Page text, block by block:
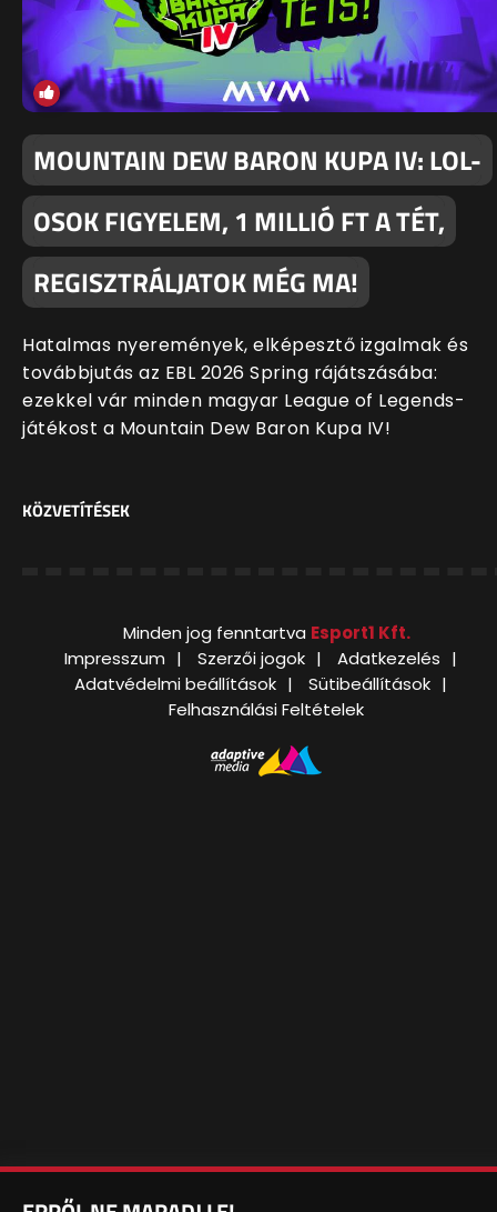
MOUNTAIN DEW BARON KUPA IV: LOL-
OSOK FIGYELEM, 1 MILLIÓ FT A TÉT,
REGISZTRÁLJATOK MÉG MA!
Hatalmas nyeremények, elképesztő izgalmak és
továbbjutás az EBL 2026 Spring rájátszásába:
ezekkel vár minden magyar League of Legends-
játékost a Mountain Dew Baron Kupa IV!
KÖZVETÍTÉSEK
Minden jog fenntartva Esport1 Kft.
Impresszum
Szerzői jogok
Adatkezelés
Adatvédelmi beállítások
Sütibeállítások
Felhasználási Feltételek